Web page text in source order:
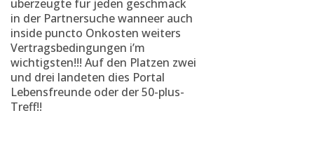
uberzeugte fur jeden geschmack
in der Partnersuche wanneer auch
inside puncto Onkosten weiters
Vertragsbedingungen i’m
wichtigsten!!! Auf den Platzen zwei
und drei landeten dies Portal
Lebensfreunde oder der 50-plus-
Treff!!